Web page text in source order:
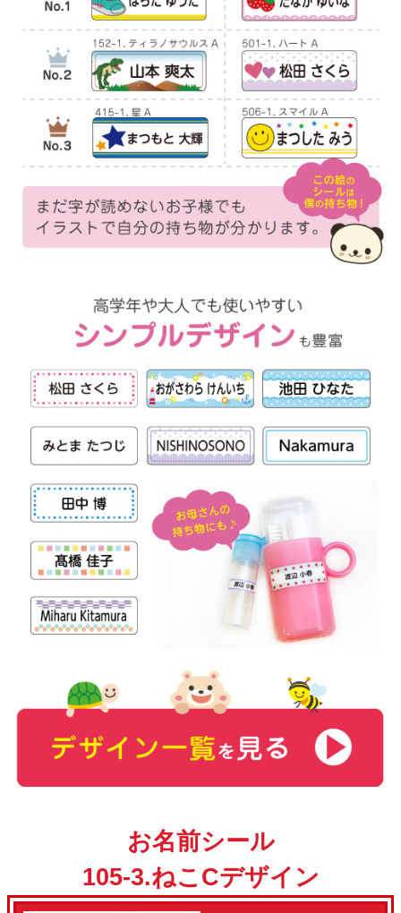
お名前シール
105-3.ねこCデザイン